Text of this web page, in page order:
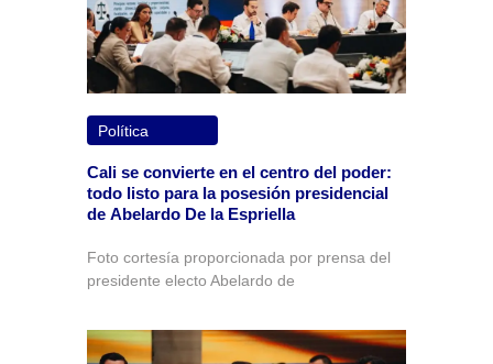
Política
Cali se convierte en el centro del poder:
todo listo para la posesión presidencial
de Abelardo De la Espriella
Foto cortesía proporcionada por prensa del
presidente electo Abelardo de